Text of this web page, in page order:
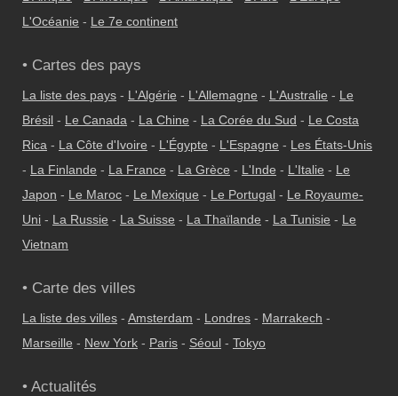
L'Océanie - Le 7e continent
• Cartes des pays
La liste des pays - L'Algérie - L'Allemagne - L'Australie - Le
Brésil - Le Canada - La Chine - La Corée du Sud - Le Costa
Rica - La Côte d'Ivoire - L'Égypte - L'Espagne - Les États-Unis
- La Finlande - La France - La Grèce - L'Inde - L'Italie - Le
Japon - Le Maroc - Le Mexique - Le Portugal - Le Royaume-
Uni - La Russie - La Suisse - La Thaïlande - La Tunisie - Le
Vietnam
• Carte des villes
La liste des villes - Amsterdam - Londres - Marrakech -
Marseille - New York - Paris - Séoul - Tokyo
• Actualités